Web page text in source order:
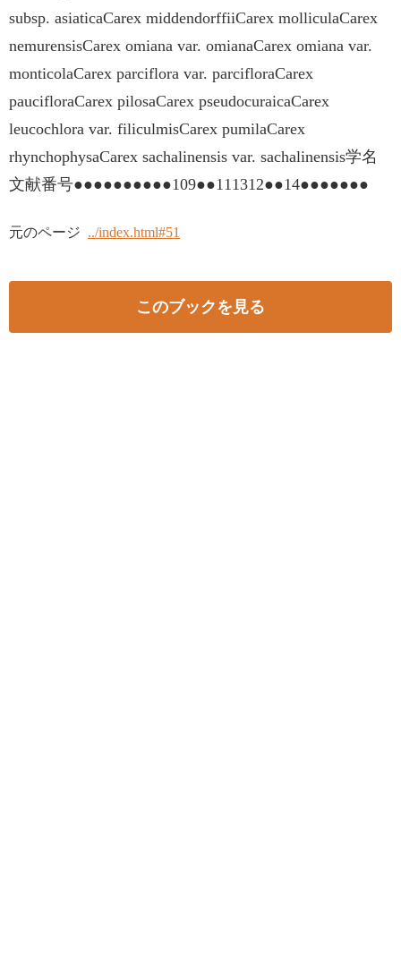
subsp. asiaticaCarex middendorffiiCarex molliculaCarex
nemurensisCarex omiana var. omianaCarex omiana var.
monticolaCarex parciflora var. parcifloraCarex
paucifloraCarex pilosaCarex pseudocuraicaCarex
leucochlora var. filiculmisCarex pumilaCarex
rhynchophysaCarex sachalinensis var. sachalinensis学名
文献番号●●●●●●●●●●109●●111312●●14●●●●●●●
元のページ ../index.html#51
このブックを見る